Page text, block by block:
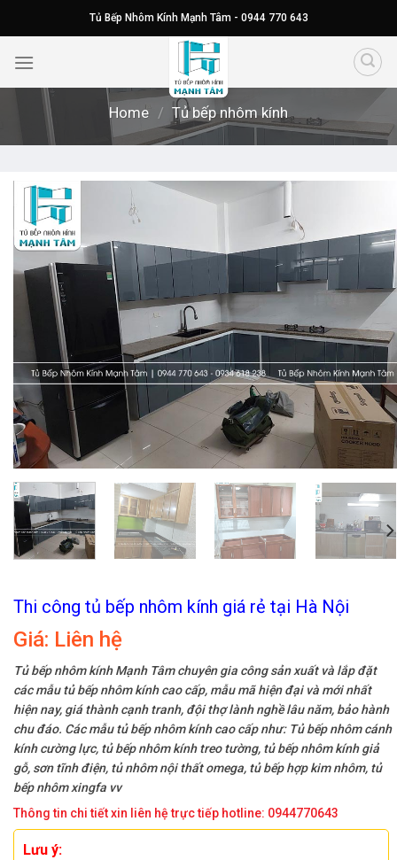
to
content
Tủ Bếp Nhôm Kính Mạnh Tâm - 0944 770 643
Home / Tủ bếp nhôm kính
Thi công tủ bếp nhôm kính giá rẻ tại Hà Nội
Giá: Liên hệ
Tủ bếp nhôm kính Mạnh Tâm chuyên gia công sản xuất và lắp đặt
các mẫu tủ bếp nhôm kính cao cấp, mẫu mã hiện đại và mới nhất
hiện nay, giá thành cạnh tranh, đội thợ lành nghề lâu năm, bảo hành
chu đáo. Các mẫu tủ bếp nhôm kính cao cấp như: Tủ bếp nhôm cánh
kính cường lực, tủ bếp nhôm kính treo tường, tủ bếp nhôm kính giả
gỗ, sơn tĩnh điện, tủ nhôm nội thất omega, tủ bếp hợp kim nhôm, tủ
bếp nhôm xingfa vv
Thông tin chi tiết xin liên hệ trực tiếp hotline: 0944770643
Lưu ý: